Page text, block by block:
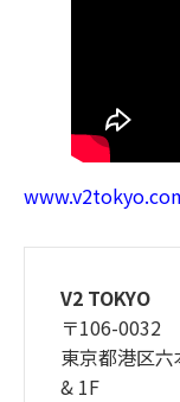
V2 TOKYO
〒106-0032
東京都港区六
& 1F